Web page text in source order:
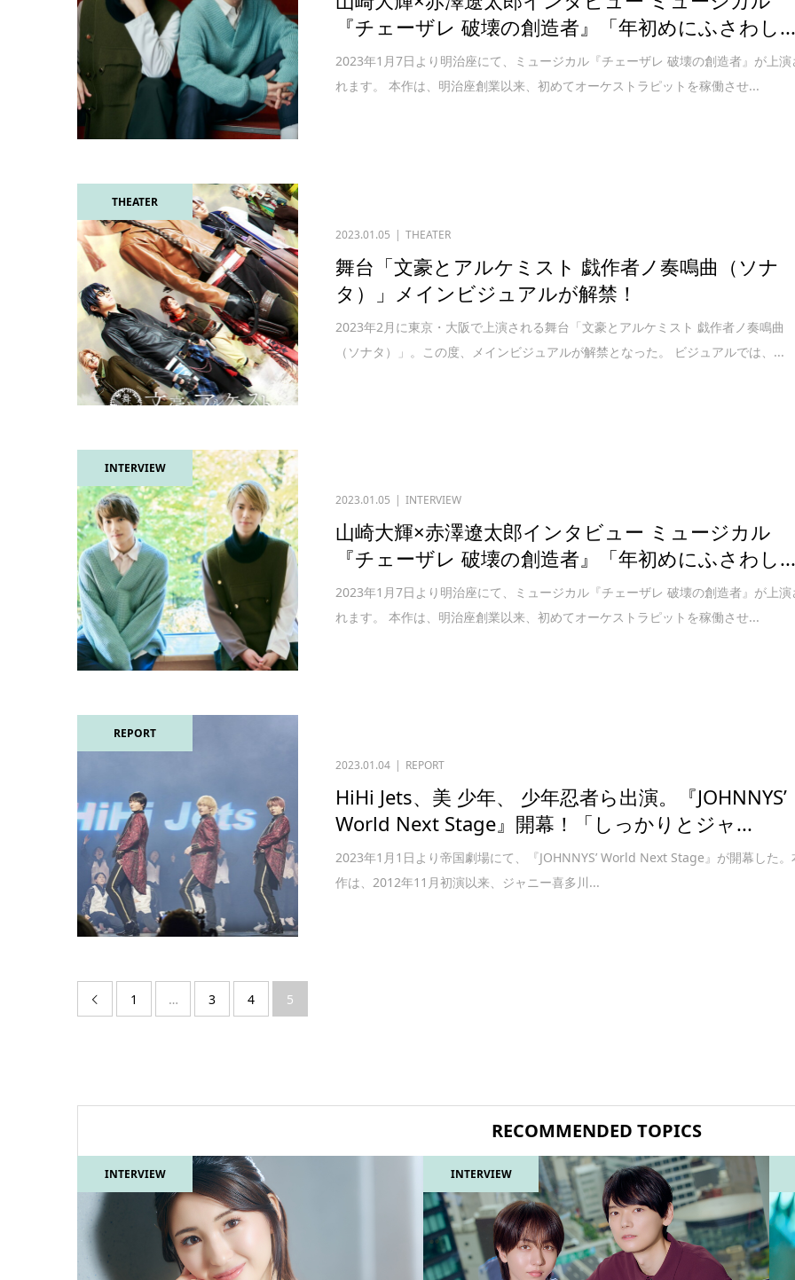
『チェーザレ 破壊の創造者』「年初めにふさわし...
2023年1月7日より明治座にて、ミュージカル『チェーザレ 破壊の創造者』が上演
れます。 本作は、明治座創業以来、初めてオーケストラピットを稼働させ...
THEATER
2023.01.05 THEATER
舞台「文豪とアルケミスト 戯作者ノ奏鳴曲（ソナ
タ）」メインビジュアルが解禁！
2023年2月に東京・大阪で上演される舞台「文豪とアルケミスト 戯作者ノ奏鳴曲
（ソナタ）」。この度、メインビジュアルが解禁となった。 ビジュアルでは、...
INTERVIEW
2023.01.05 INTERVIEW
山崎大輝×赤澤遼太郎インタビュー ミュージカル
『チェーザレ 破壊の創造者』「年初めにふさわし...
2023年1月7日より明治座にて、ミュージカル『チェーザレ 破壊の創造者』が上演
れます。 本作は、明治座創業以来、初めてオーケストラピットを稼働させ...
REPORT
2023.01.04 REPORT
HiHi Jets、美 少年、 少年忍者ら出演。『JOHNNYS’
World Next Stage』開幕！「しっかりとジャ...
2023年1月1日より帝国劇場にて、『JOHNNYS’ World Next Stage』が開幕した。
作は、2012年11月初演以来、ジャニー喜多川...
 1 … 3 4 5
RECOMMENDED TOPICS
INTERVIEW INTERVIEW